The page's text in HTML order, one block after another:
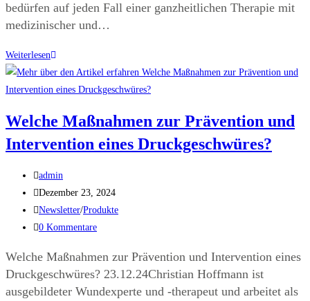
bedürfen auf jeden Fall einer ganzheitlichen Therapie mit
medizinischer und…
Weiterlesen
Welche Maßnahmen zur Prävention und
Intervention eines Druckgeschwüres?
admin
Dezember 23, 2024
Newsletter/Produkte
0 Kommentare
Welche Maßnahmen zur Prävention und Intervention eines
Druckgeschwüres? 23.12.24Christian Hoffmann ist
ausgebildeter Wundexperte und -therapeut und arbeitet als